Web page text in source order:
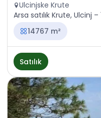
Ulcinjske Krute
Arsa satılık Krute, Ulcinj
14767 m²
Satılık